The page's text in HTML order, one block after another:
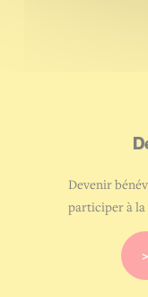
Devenir
participer à la